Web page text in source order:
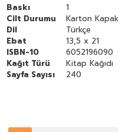
Baskı
1
Cilt Durumu
Karton Kapak
Dil
Türkçe
Ebat
13,5 x 21
ISBN-10
6052196090
Kağıt Türü
Kitap Kağıdı
Sayfa Sayısı
240